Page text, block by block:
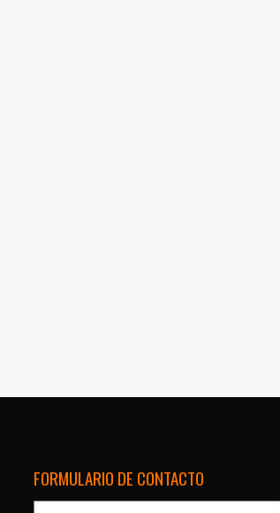
FORMULARIO DE CONTACTO